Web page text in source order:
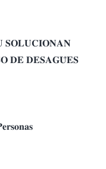
𝐒𝐎𝐋𝐔𝐂𝐈𝐎𝐍𝐀𝐍
𝐃𝐄 𝐃𝐄𝐒𝐀𝐆𝐔̈𝐄𝐒